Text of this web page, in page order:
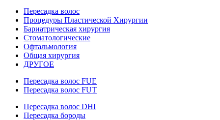
Пересадка волос
Процедуры Пластической Хирургии
Бариатрическая хирургия
Стоматологические
Офтальмология
Общая хирургия
ДРУГОЕ
Пересадка волос FUE
Пересадка волос FUT
Пересадка волос DHI
Пересадка бороды